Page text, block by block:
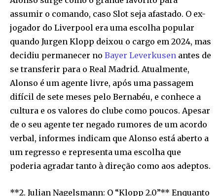
assumir o comando, caso Slot seja afastado. O ex-
jogador do Liverpool era uma escolha popular
quando Jurgen Klopp deixou o cargo em 2024, mas
decidiu permanecer no Bayer Leverkusen antes de
se transferir para o Real Madrid. Atualmente,
Alonso é um agente livre, após uma passagem
difícil de sete meses pelo Bernabéu, e conhece a
cultura e os valores do clube como poucos. Apesar
de o seu agente ter negado rumores de um acordo
verbal, informes indicam que Alonso está aberto a
um regresso e representa uma escolha que
poderia agradar tanto à direção como aos adeptos.
**2. Julian Nagelsmann: O “Klopp 2.0”** Enquanto